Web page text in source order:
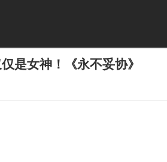
是女神！《永不妥协》